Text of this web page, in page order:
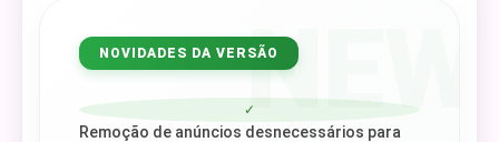
NEW
NOVIDADES DA VERSÃO
✓
Remoção de anúncios desnecessários para